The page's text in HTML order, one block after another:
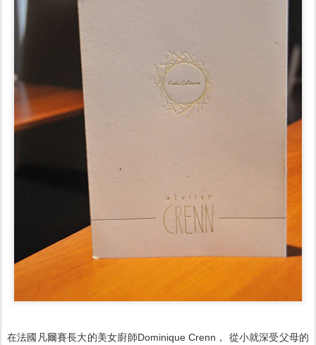
在法國凡爾賽長大的美女廚師Dominique Crenn， 從小就深受父母的